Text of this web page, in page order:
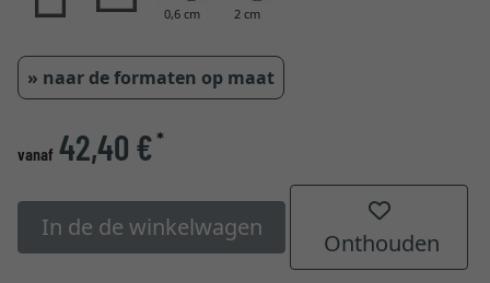
0,6 cm 2 cm
» naar de formaten op maat
vanaf 42,40 €*
In de de winkelwagen
Onthouden